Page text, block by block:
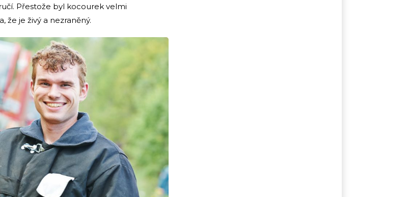
Přestože byl kocourek velmi
že je živý a nezraněný.